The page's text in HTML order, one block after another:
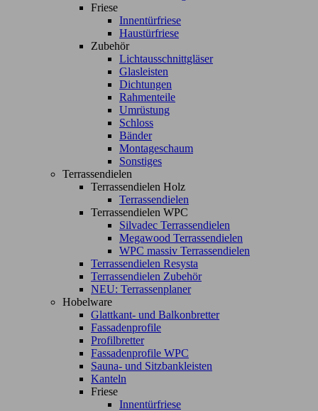
Friese
Innentürfriese
Haustürfriese
Zubehör
Lichtausschnittgläser
Glasleisten
Dichtungen
Rahmenteile
Umrüstung
Schloss
Bänder
Montageschaum
Sonstiges
Terrassendielen
Terrassendielen Holz
Terrassendielen
Terrassendielen WPC
Silvadec Terrassendielen
Megawood Terrassendielen
WPC massiv Terrassendielen
Terrassendielen Resysta
Terrassendielen Zubehör
NEU: Terrassenplaner
Hobelware
Glattkant- und Balkonbretter
Fassadenprofile
Profilbretter
Fassadenprofile WPC
Sauna- und Sitzbankleisten
Kanteln
Friese
Innentürfriese